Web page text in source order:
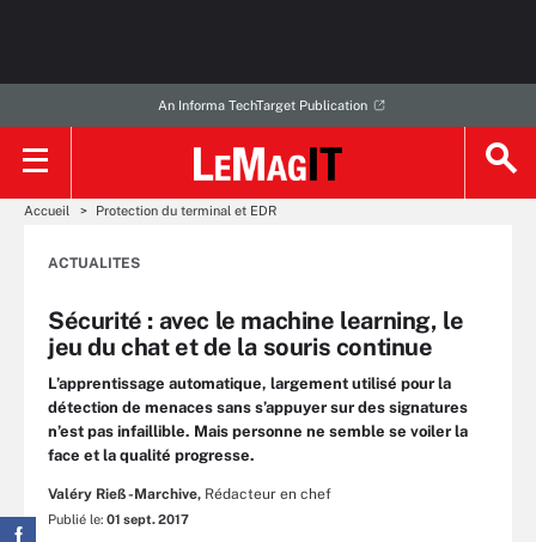
An Informa TechTarget Publication
Accueil Protection du terminal et EDR
ACTUALITES
Sécurité : avec le machine learning, le
jeu du chat et de la souris continue
L’apprentissage automatique, largement utilisé pour la
détection de menaces sans s’appuyer sur des signatures
n’est pas infaillible. Mais personne ne semble se voiler la
face et la qualité progresse.
Valéry Rieß-Marchive, Rédacteur en chef
Publié le: 01 sept. 2017